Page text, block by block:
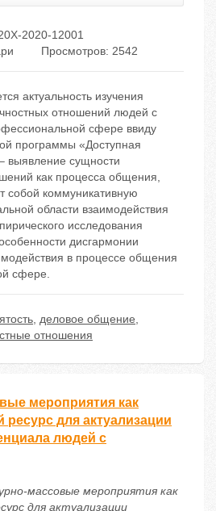
2020-12001
Просмотров: 2542
актуальность изучения
отношений людей с
сфере ввиду
программы «Доступная
выявление сущности
как процесса общения,
собой коммуникативную
области взаимодействия
исследования
дисгармонии
в процессе общения
сфере.
, деловое общение,
отношения
мероприятия как
для актуализации
людей с
массовые мероприятия как
для актуализации